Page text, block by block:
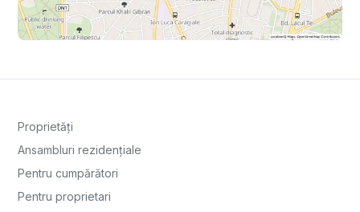
Proprietăți
Ansambluri rezidențiale
Pentru cumpărători
Pentru proprietari